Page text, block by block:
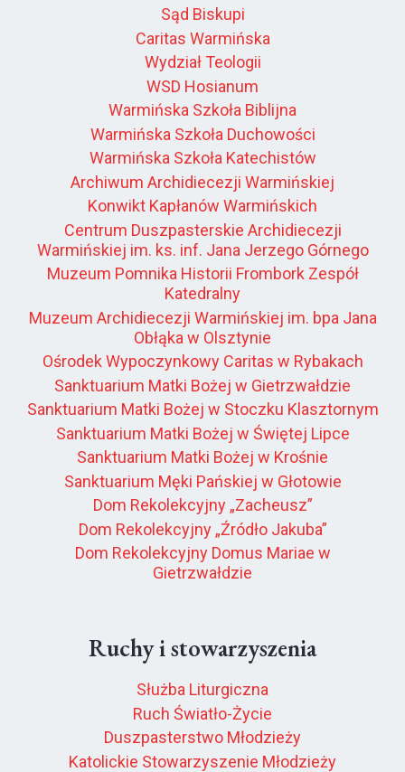
Sąd Biskupi
Caritas Warmińska
Wydział Teologii
WSD Hosianum
Warmińska Szkoła Biblijna
Warmińska Szkoła Duchowości
Warmińska Szkoła Katechistów
Archiwum Archidiecezji Warmińskiej
Konwikt Kapłanów Warmińskich
Centrum Duszpasterskie Archidiecezji
Warmińskiej im. ks. inf. Jana Jerzego Górnego
Muzeum Pomnika Historii Frombork Zespół
Katedralny
Muzeum Archidiecezji Warmińskiej im. bpa Jana
Obłąka w Olsztynie
Ośrodek Wypoczynkowy Caritas w Rybakach
Sanktuarium Matki Bożej w Gietrzwałdzie
Sanktuarium Matki Bożej w Stoczku Klasztornym
Sanktuarium Matki Bożej w Świętej Lipce
Sanktuarium Matki Bożej w Krośnie
Sanktuarium Męki Pańskiej w Głotowie
Dom Rekolekcyjny „Zacheusz”
Dom Rekolekcyjny „Źródło Jakuba”
Dom Rekolekcyjny Domus Mariae w
Gietrzwałdzie
Ruchy i stowarzyszenia
Służba Liturgiczna
Ruch Światło-Życie
Duszpasterstwo Młodzieży
Katolickie Stowarzyszenie Młodzieży